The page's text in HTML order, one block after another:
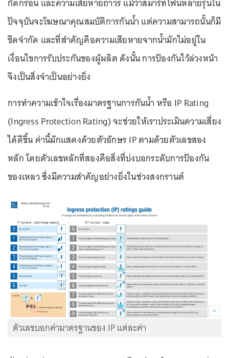
กัดกร่อน และความเสียหายถาวร แม้ว่าสมาร์ทโฟนหลายรุ่นใน
ปัจจุบันจะโฆษณาคุณสมบัติการกันน้ำ แต่ความสามารถนั้นก็มี
ขีดจำกัด และที่สำคัญคือความเสียหายจากน้ำมักไม่อยู่ใน
เงื่อนไขการรับประกันของผู้ผลิต ดังนั้น การป้องกันไว้ล่วงหน้า
จึงเป็นสิ่งจำเป็นอย่างยิ่ง
การทำความเข้าใจเรื่องมาตรฐานการกันน้ำ หรือ IP Rating
(Ingress Protection Rating) จะช่วยให้เราประเมินความเสี่ยง
ได้ดีขึ้น ค่านี้มักแสดงด้วยตัวอักษร IP ตามด้วยตัวเลขสอง
หลัก โดยตัวเลขหลักที่สองคือสิ่งที่บ่งบอกระดับการป้องกัน
ของเหลว ซึ่งมีความสำคัญอย่างยิ่งในช่วงสงกรานต์
ตัวเลขบอกค่ามาตรฐานของ IP แต่ละค่า